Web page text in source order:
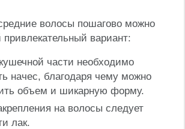
волосы пошагово можно
привлекательный вариант:
части необходимо
начес, благодаря чему можно
объем и шикарную форму.
на волосы следует
лак.